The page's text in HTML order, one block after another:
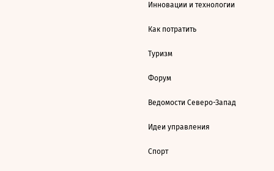
Инновации и технологии
Как потратить
Туризм
Форум
Ведомости Северо-Запад
Идеи управления
Спорт